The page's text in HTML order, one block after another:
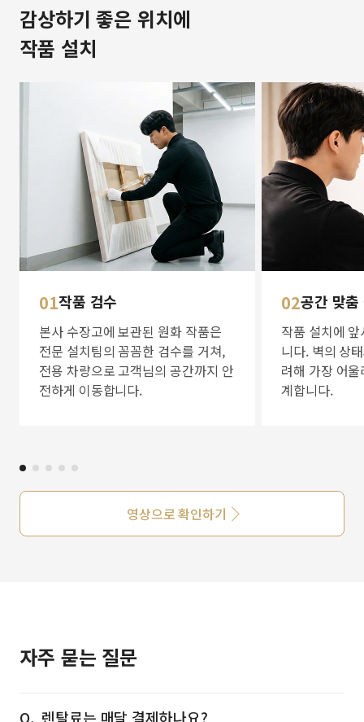
감상하기 좋은 위치에
작품 설치
01작품 검수
본사 수장고에 보관된 원화 작품은
전문 설치팀의 꼼꼼한 검수를 거쳐,
전용 차량으로 고객님의 공간까지 안
전하게 이동합니다.
02공간 맞
작품 설치에
니다. 벽의 상
려해 가장 어
계합니다.
영상으로 확인하기
자주 묻는 질문
렌탈료는 매달 결제하나요?